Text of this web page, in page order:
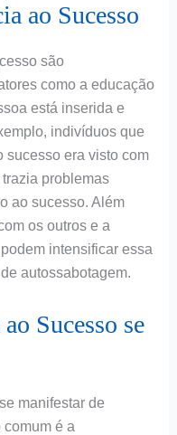
ao Sucesso
são
como a educação
está inserida e
indivíduos que
sucesso era visto com
problemas
ao sucesso. Além
os outros e a
intensificar essa
autossabotagem.
Sucesso se
manifestar de
é a